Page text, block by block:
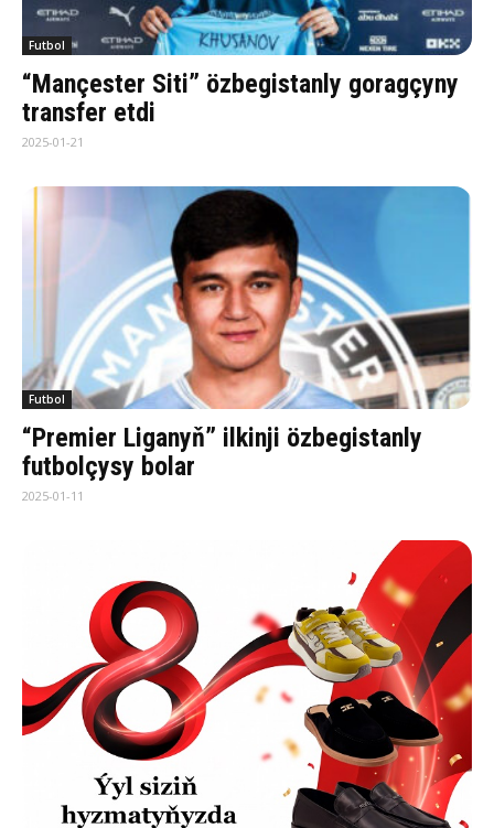
Futbol
“Mançester Siti” özbegistanly goragçyny
transfer etdi
2025-01-21
Futbol
“Premier Liganyň” ilkinji özbegistanly
futbolçysy bolar
2025-01-11